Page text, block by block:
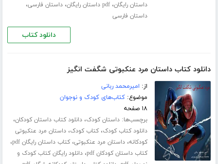
داستان رایگان،pdf داستان رایگان ،داستان فارسی،
داستان فارسی
دانلود کتاب
دانلود کتاب داستان مرد عنکبوتی شگفت انگیز
از: امیرمحمد ربانی
موضوع:کتاب‌های کودک و نوجوان
۱۸ صفحه
برچسب‌ها:داستان کودک،دانلود کتاب داستان کودکان،
دانلود کتاب کودک،کتاب کودک،داستان مرد عنکبوتی
کودکانه،داستان مرد عنکبوتی،کتاب داستان رایگان pdf ،
کتاب داستان کودکان pdf ،دانلود رایگان کتاب کودک و